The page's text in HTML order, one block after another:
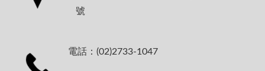
號
電話：(02)2733-1047